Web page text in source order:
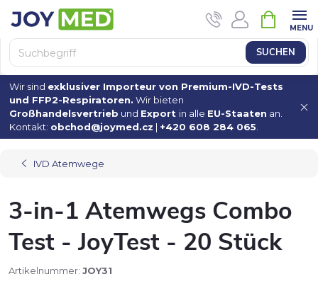
Inhalt
springen
SUCHEN
Wir sind exklusiver Importeur von Premium-IVD-Tests
und FFP2-Respiratoren. Wir bieten
Großhandelsvertrieb und Export in alle EU-Staaten an.
Kontakt: obchod@joymed.cz | +420 608 284 065
IVD Atemwege
3-in-1 Atemwegs Combo
Test - JoyTest - 20 Stück
Artikelnummer: JOY31